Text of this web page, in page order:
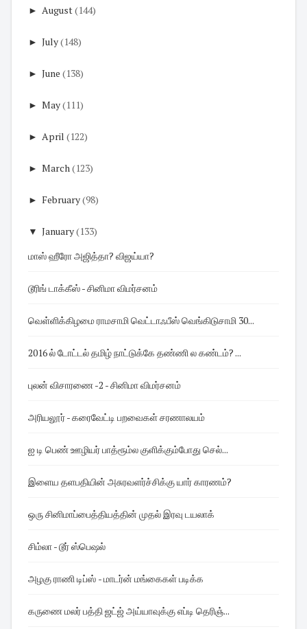
► August(144)
► July(148)
► June (138)
► May(111)
► April (122)
► March(123)
► February(98)
▼ January(133)
மாஸ் ஹீரோ அஜித்தா? விஜய்யா?
டூரிங் டாக்கீஸ் - சினிமா விமர்சனம்
வெள்ளிக்கிழமை ராமசாமி வெட்டாஃபீஸ் வெங்கிடுசாமி 30...
2016 ல் டோட்டல் தமிழ் நாட்டுக்கே தண்ணி ல கண்டம்? ...
புலன் விசாரணை -2 - சினிமா விமர்சனம்
அரியலூர் - கரைவேட்டி பறவைகள் சரணாலயம்
ஐ டி பெண் ஊழியர் பாத்ரூம்ல குளிக்கும்போது செல்...
இளைய தளபதியின் அசுரவளர்ச்சிக்கு யார் காரணம்?
ஒரு சினிமாப்பைத்தியத்தின் முதல் இரவு டயலாக்
சிம்லா - டூர் ஸ்பெஷல்
அழகு ராணி டிப்ஸ் - மாடர்ன் மங்கைகள் படிக்க
கருணை மலர் பத்தி ஜட்ஜ் அய்யாவுக்கு எப்டி தெரிஞ்...